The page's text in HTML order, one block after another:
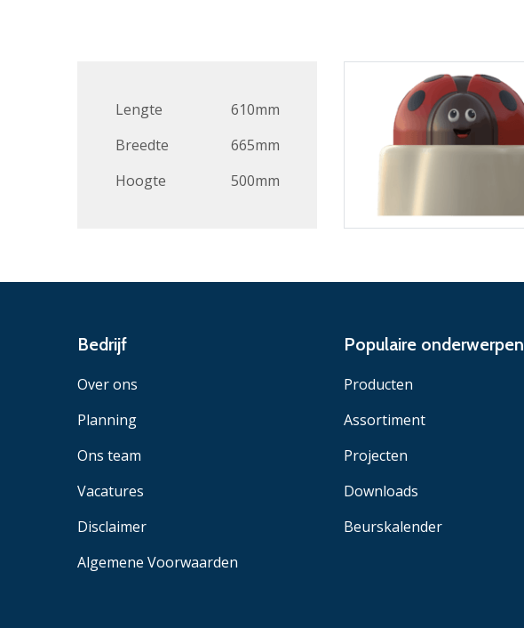
Lengte
610mm
Breedte
665mm
Hoogte
500mm
Bedrijf
Over ons
Planning
Ons team
Vacatures
Disclaimer
Algemene Voorwaarden
Populaire onderwerpen
Producten
Assortiment
Projecten
Downloads
Beurskalender